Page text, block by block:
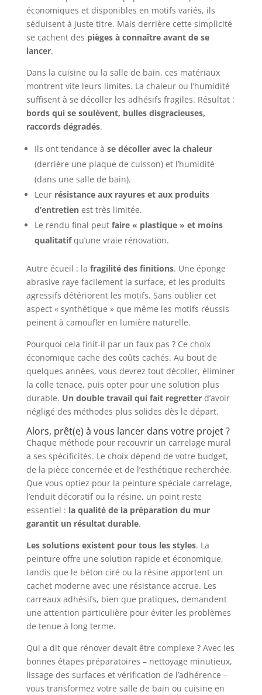
économiques et disponibles en motifs variés, ils
séduisent à juste titre. Mais derrière cette simplicité
se cachent des pièges à connaître avant de se
lancer.
Dans la cuisine ou la salle de bain, ces matériaux
montrent vite leurs limites. La chaleur ou l’humidité
suffisent à se décoller les adhésifs fragiles. Résultat :
bords qui se soulèvent, bulles disgracieuses,
raccords dégradés.
Ils ont tendance à se décoller avec la chaleur
(derrière une plaque de cuisson) et l’humidité
(dans une salle de bain).
Leur résistance aux rayures et aux produits
d’entretienest très limitée.
Le rendu final peut faire « plastique » et moins
qualitatifqu’une vraie rénovation.
Autre écueil : la fragilité des finitions. Une éponge
abrasive raye facilement la surface, et les produits
agressifs détériorent les motifs. Sans oublier cet
aspect « synthétique » que même les motifs réussis
peinent à camoufler en lumière naturelle.
Pourquoi cela finit-il par un faux pas ? Ce choix
économique cache des coûts cachés. Au bout de
quelques années, vous devrez tout décoller, éliminer
la colle tenace, puis opter pour une solution plus
durable. Un double travail qui fait regretterd’avoir
négligé des méthodes plus solides dès le départ.
Alors, prêt(e) à vous lancer dans votre projet ?
Chaque méthode pour recouvrir un carrelage mural
a ses spécificités. Le choix dépend de votre budget,
de la pièce concernée et de l’esthétique recherchée.
Que vous optiez pour la peinture spéciale carrelage,
l’enduit décoratif ou la résine, un point reste
essentiel : la qualité de la préparation du mur
garantit un résultat durable.
Les solutions existent pour tous les styles. La
peinture offre une solution rapide et économique,
tandis que le béton ciré ou la résine apportent un
cachet moderne avec une résistance accrue. Les
carreaux adhésifs, bien que pratiques, demandent
une attention particulière pour éviter les problèmes
de tenue à long terme.
Qui a dit que rénover devait être complexe ? Avec les
bonnes étapes préparatoires – nettoyage minutieux,
lissage des surfaces et vérification de l’adhérence –
vous transformez votre salle de bain ou cuisine en